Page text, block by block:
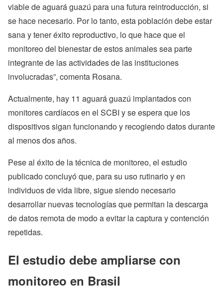
viable de aguará guazú para una futura reintroducción, si
se hace necesario. Por lo tanto, esta población debe estar
sana y tener éxito reproductivo, lo que hace que el
monitoreo del bienestar de estos animales sea parte
integrante de las actividades de las instituciones
involucradas”, comenta Rosana.
Actualmente, hay 11 aguará guazú implantados con
monitores cardíacos en el SCBI y se espera que los
dispositivos sigan funcionando y recogiendo datos durante
al menos dos años.
Pese al éxito de la técnica de monitoreo, el estudio
publicado concluyó que, para su uso rutinario y en
individuos de vida libre, sigue siendo necesario
desarrollar nuevas tecnologías que permitan la descarga
de datos remota de modo a evitar la captura y contención
repetidas.
El estudio debe ampliarse con
monitoreo en Brasil